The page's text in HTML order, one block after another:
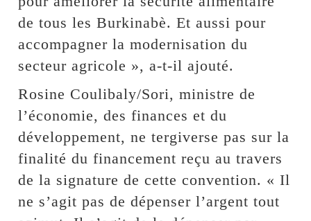
de tous les Burkinabè. Et aussi pour
accompagner la modernisation du
secteur agricole », a-t-il ajouté.
Rosine Coulibaly/Sori, ministre de
l’économie, des finances et du
développement, ne tergiverse pas sur la
finalité du financement reçu au travers
de la signature de cette convention. « Il
ne s’agit pas de dépenser l’argent tout